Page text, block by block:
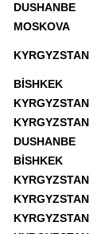
DUSHANBE
MOSKOVA
KYRGYZSTAN
BİSHKEK
KYRGYZSTAN
KYRGYZSTAN
DUSHANBE
BİSHKEK
KYRGYZSTAN
KYRGYZSTAN
KYRGYZSTAN